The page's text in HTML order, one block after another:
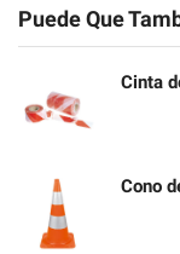
Puede Que
Cinta
Cono